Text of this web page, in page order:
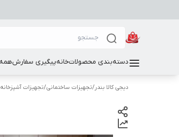
دسته‌بندی محصولاتخانهپیگیری سفارش
دیجی کالا بندر/تجهیزات ساختمانی/تجهیزات